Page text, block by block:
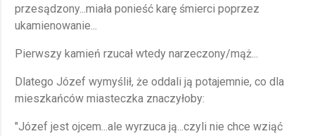
przesądzony...miała ponieść karę śmierci poprzez
ukamienowanie...
Pierwszy kamień rzucał wtedy narzeczony/mąż...
Dlatego Józef wymyślił, że oddali ją potajemnie, co dla
mieszkańców miasteczka znaczyłoby:
"Józef jest ojcem...ale wyrzuca ją...czyli nie chce wziąć